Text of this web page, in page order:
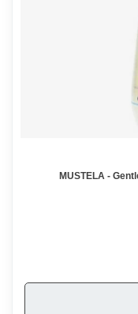
MUSTELA -